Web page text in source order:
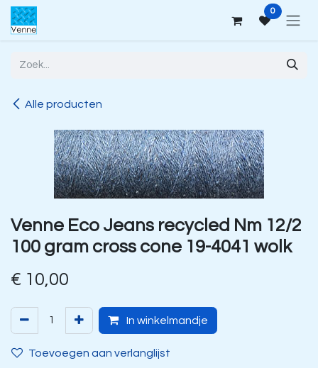
Overslaan naar inhoud 0
Alle producten
Venne Eco Jeans recycled Nm 12/2
100 gram cross cone 19-4041 wolk
€ 10,00
In winkelmandje
Toevoegen aan verlanglijst